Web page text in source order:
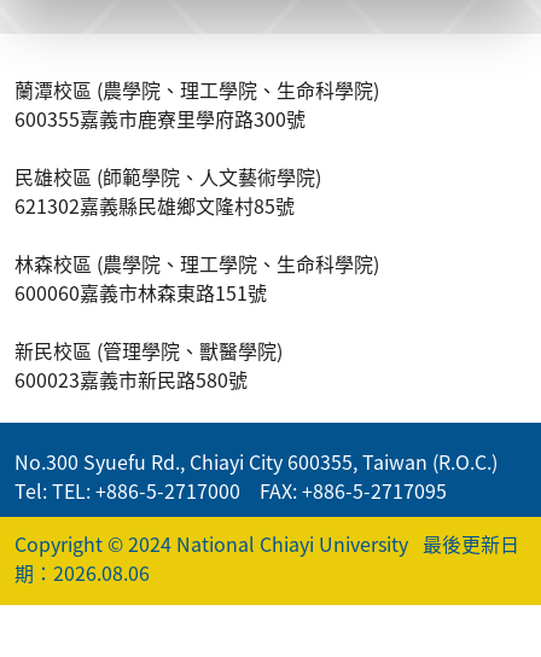
蘭潭校區 (農學院、理工學院、生命科學院)
600355嘉義市鹿寮里學府路300號
民雄校區 (師範學院、人文藝術學院)
621302嘉義縣民雄鄉文隆村85號
林森校區 (農學院、理工學院、生命科學院)
600060嘉義市林森東路151號
新民校區 (管理學院、獸醫學院)
600023嘉義市新民路580號
No.300 Syuefu Rd., Chiayi City 600355, Taiwan (R.O.C.)
Tel: TEL: +886-5-2717000 FAX: +886-5-2717095
Copyright © 2024 National Chiayi University 最後更新日
期：2026.08.06